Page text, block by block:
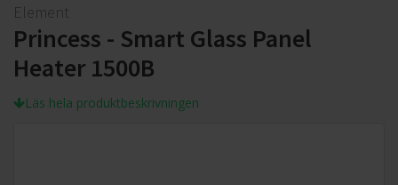
Element
Princess - Smart Glass Panel
Heater 1500B
Läs hela produktbeskrivningen